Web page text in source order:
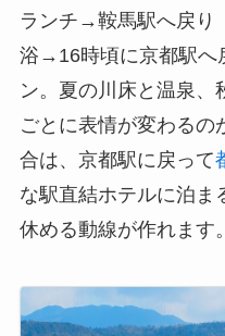
ランチ→鞍馬駅へ戻り
浴→16時頃に京都駅へ
ン。夏の川床と温泉、
ごとに表情が変わるの
合は、京都駅に戻って
な駅直結ホテルに泊ま
休める動線が作れます。